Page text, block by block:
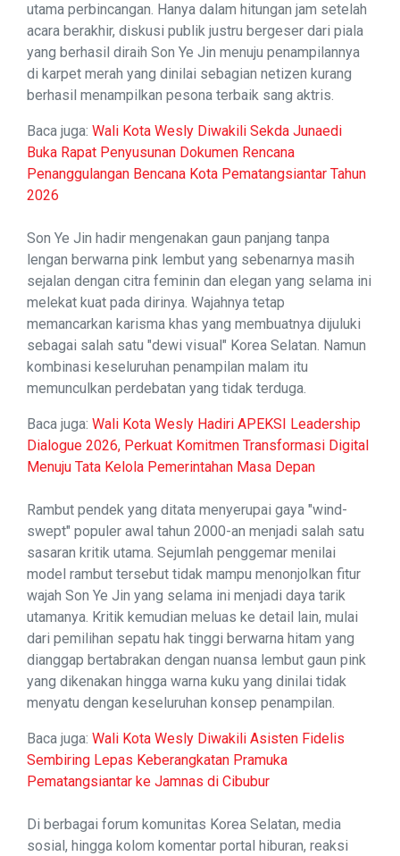
utama perbincangan. Hanya dalam hitungan jam setelah
acara berakhir, diskusi publik justru bergeser dari piala
yang berhasil diraih Son Ye Jin menuju penampilannya
di karpet merah yang dinilai sebagian netizen kurang
berhasil menampilkan pesona terbaik sang aktris.
Baca juga: Wali Kota Wesly Diwakili Sekda Junaedi
Buka Rapat Penyusunan Dokumen Rencana
Penanggulangan Bencana Kota Pematangsiantar Tahun
2026
Son Ye Jin hadir mengenakan gaun panjang tanpa
lengan berwarna pink lembut yang sebenarnya masih
sejalan dengan citra feminin dan elegan yang selama ini
melekat kuat pada dirinya. Wajahnya tetap
memancarkan karisma khas yang membuatnya dijuluki
sebagai salah satu "dewi visual" Korea Selatan. Namun
kombinasi keseluruhan penampilan malam itu
memunculkan perdebatan yang tidak terduga.
Baca juga: Wali Kota Wesly Hadiri APEKSI Leadership
Dialogue 2026, Perkuat Komitmen Transformasi Digital
Menuju Tata Kelola Pemerintahan Masa Depan
Rambut pendek yang ditata menyerupai gaya "wind-
swept" populer awal tahun 2000-an menjadi salah satu
sasaran kritik utama. Sejumlah penggemar menilai
model rambut tersebut tidak mampu menonjolkan fitur
wajah Son Ye Jin yang selama ini menjadi daya tarik
utamanya. Kritik kemudian meluas ke detail lain, mulai
dari pemilihan sepatu hak tinggi berwarna hitam yang
dianggap bertabrakan dengan nuansa lembut gaun pink
yang dikenakan hingga warna kuku yang dinilai tidak
menyatu dengan keseluruhan konsep penampilan.
Baca juga: Wali Kota Wesly Diwakili Asisten Fidelis
Sembiring Lepas Keberangkatan Pramuka
Pematangsiantar ke Jamnas di Cibubur
Di berbagai forum komunitas Korea Selatan, media
sosial, hingga kolom komentar portal hiburan, reaksi